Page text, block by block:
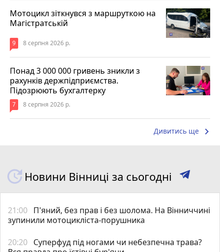
Мотоцикл зіткнувся з маршруткою на
Магістратській
9 8 серпня 2026 р.
Понад 3 000 000 гривень зникли з
рахунків держпідприємства.
Підозрюють бухгалтерку
7 8 серпня 2026 р.
Дивитись ще keyboard_arrow_right
Новини Вінниці за сьогодні
21:00 П'яний, без прав і без шолома. На Вінниччині
зупинили мотоцикліста-порушника
20:20 Суперфуд під ногами чи небезпечна трава?